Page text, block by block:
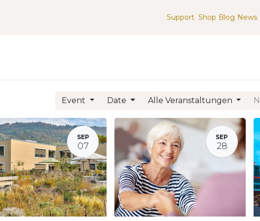
Support Shop Blog News
Event Date Alle Veranstaltungen
SEP
07
SEP
28